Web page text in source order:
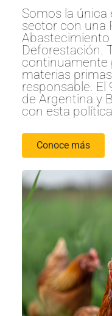
Somos la única
sector con una
Abastecimiento
Deforestación.
continuamente
materias
responsable. El
de Argentina y
con esta política.
Conoce más